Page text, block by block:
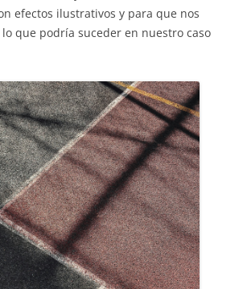
efectos ilustrativos y para que nos
que podría suceder en nuestro caso